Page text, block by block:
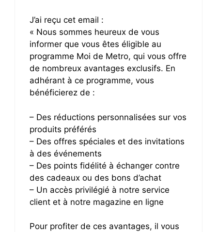
J’ai reçu cet email :
« Nous sommes heureux de vous
informer que vous êtes éligible au
programme Moi de Metro, qui vous offre
de nombreux avantages exclusifs. En
adhérant à ce programme, vous
bénéficierez de :
– Des réductions personnalisées sur vos
produits préférés
– Des offres spéciales et des invitations
à des événements
– Des points fidélité à échanger contre
des cadeaux ou des bons d’achat
– Un accès privilégié à notre service
client et à notre magazine en ligne
Pour profiter de ces avantages, il vous